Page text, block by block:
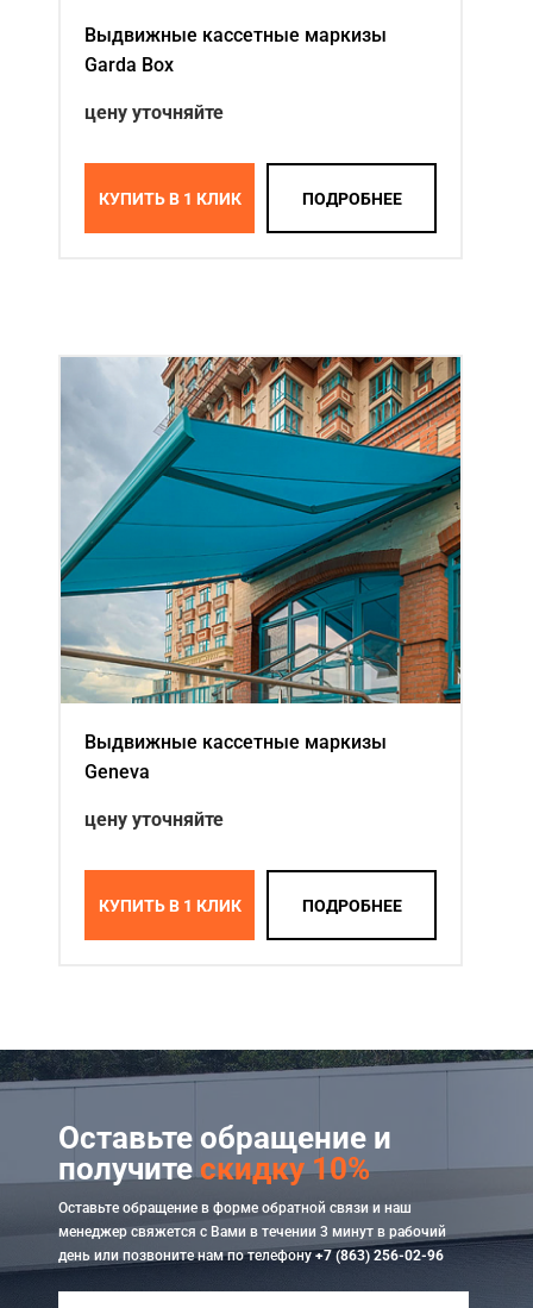
Выдвижные кассетные маркизы
Garda Box
цену уточняйте
КУПИТЬ В 1 КЛИК ПОДРОБНЕЕ
Выдвижные кассетные маркизы
Geneva
цену уточняйте
КУПИТЬ В 1 КЛИК ПОДРОБНЕЕ
Оставьте обращение и
получитескидку 10%
Оставьте обращение в форме обратной связи и наш
менеджер свяжется с Вами в течении 3 минут в рабочий
день или позвоните нам по телефону+7 (863) 256-02-96